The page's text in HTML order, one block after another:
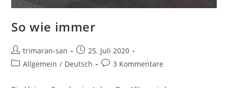
So wie immer
trimaran-san
25. Juli 2020
Allgemein / Deutsch 3 Kommentare